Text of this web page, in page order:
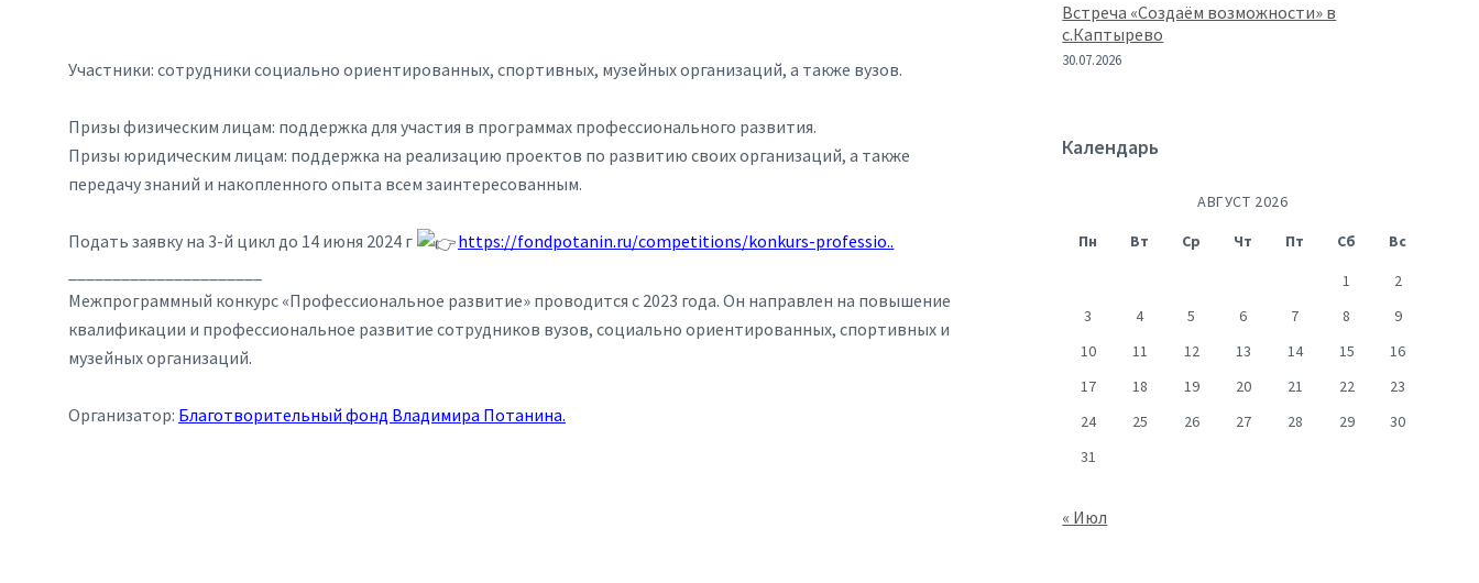
Участники: сотрудники социально ориентированных, спортивных, музейных организаций, а также вузов.
Призы физическим лицам: поддержка для участия в программах профессионального развития.
Призы юридическим лицам: поддержка на реализацию проектов по развитию своих организаций, а также
передачу знаний и накопленного опыта всем заинтересованным.
Подать заявку на 3-й цикл до 14 июня 2024 г
https://fondpotanin.ru/competitions/konkurs-professio..
Межпрограммный конкурс «Профессиональное развитие» проводится с 2023 года. Он направлен на повышение
квалификации и профессиональное развитие сотрудников вузов, социально ориентированных, спортивных и
музейных организаций.
Организатор: Благотворительный фонд Владимира Потанина.
Встреча «Создаём возможности» в
с.Каптырево
30.07.2026
Календарь
АВГУСТ 2026
Пн
Вт Ср Чт Пт Сб
Вс
1
2
3
4 5 6 7 8
9
10
11 12 13 14 15
16
17
18 19 20 21 22
23
24
25 26 27 28 29
30
31
« Июл